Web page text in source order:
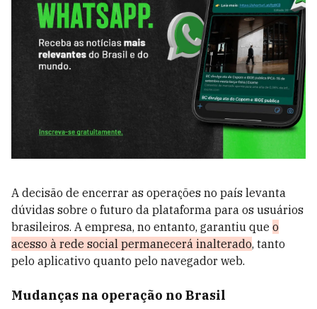
A decisão de encerrar as operações no país levanta
dúvidas sobre o futuro da plataforma para os usuários
brasileiros. A empresa, no entanto, garantiu que o
acesso à rede social permanecerá inalterado, tanto
pelo aplicativo quanto pelo navegador web.
Mudanças na operação no Brasil